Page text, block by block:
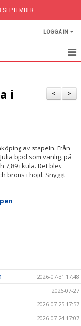
SEPTEMBER
LOGGA IN
>
<
i
av stapeln. Från
bjöd som vanligt på
7,89 i kula. Det blev
brons i höjd. Snyggt
2026-07-31 17:48
2026-07-27
2026-07-25 17:57
2026-07-24 17:07